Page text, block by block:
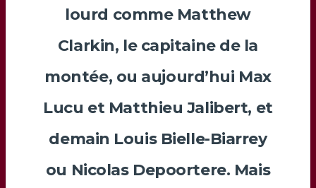
lourd comme Matthew
Clarkin, le capitaine de la
montée, ou aujourd’hui Max
Lucu et Matthieu Jalibert, et
demain Louis Bielle-Biarrey
ou Nicolas Depoortere. Mais